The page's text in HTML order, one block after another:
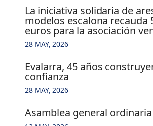
la iniciativa solidaria de aresol y
modelos escalona recauda
euros para la asociación
28 MAY, 2026
evalarra, 45 años construyendo
confianza
28 MAY, 2026
asamblea general